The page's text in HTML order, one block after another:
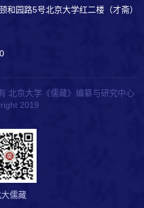
和园路5号北京大学红二楼（才斋）
北京大学《儒藏》编纂与研究中心
2019
儒藏